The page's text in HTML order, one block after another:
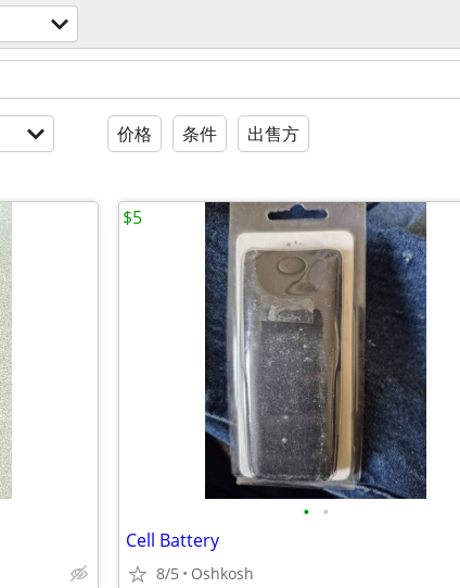
价格 条件 出售方
• •
Cell Battery
8/5 Oshkosh
$5